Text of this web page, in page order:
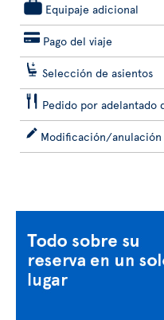
Equipaje adicional
Pago del viaje
Selección de asientos
Pedido por adelantado
Modificación/anulación